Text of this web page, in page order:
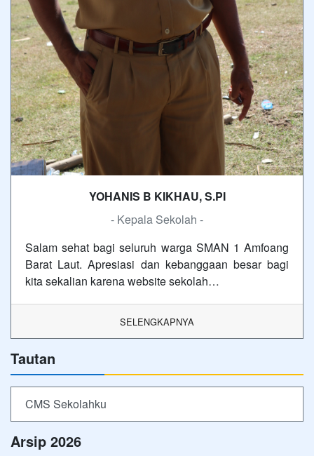
YOHANIS B KIKHAU, S.PI
- Kepala Sekolah -
Salam sehat bagi seluruh warga SMAN 1 Amfoang
Barat Laut. Apresiasi dan kebanggaan besar bagi
kita sekalian karena website sekolah…
SELENGKAPNYA
Tautan
CMS Sekolahku
Arsip 2026